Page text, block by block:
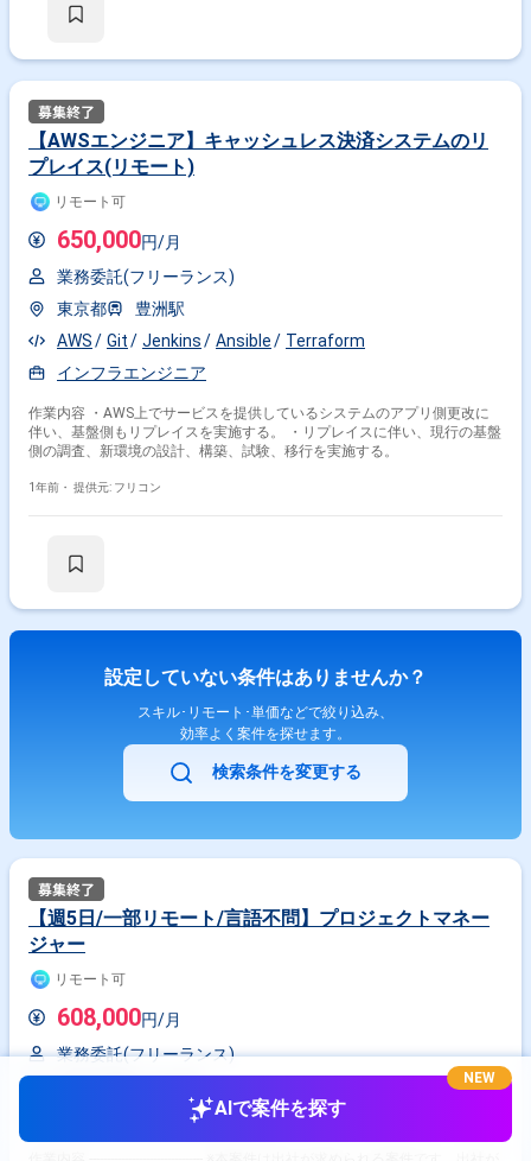
【AWSエンジニア】キャッシュレス決済システムのリ
プレイス(リモート)
リモート可
650,000円/月
業務委託(フリーランス)
東京都
豊洲駅
AWS
Git Jenkins Ansible
Terraform
インフラエンジニア
作業内容 ・AWS上でサービスを提供しているシステムのアプリ側更改に
伴い、基盤側もリプレイスを実施する。 ・リプレイスに伴い、現行の基盤
側の調査、新環境の設計、構築、試験、移行を実施する。
1年前・ 提供元: フリコン
設定していない条件はありませんか？
スキル･リモート･単価などで絞り込み、
効率よく案件を探せます。
検索条件を変更する
【週5日/一部リモート/言語不問】プロジェクトマネー
ジャー
リモート可
608,000円/月
業務委託(フリーランス)
セキュリティエンジニア
PM
AIで案件を探す
NEW